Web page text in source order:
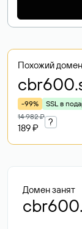
Похожий
cbr600
-99% SSL в
14 982 ₽
189 ₽
?
Домен занят